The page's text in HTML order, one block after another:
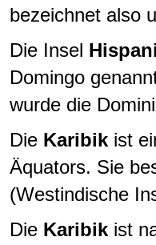
bezeichnet also
Die Insel
Domingo
wurde die
Die Karibik ist
Äquators. Sie
(Westindische
Die Karibik ist